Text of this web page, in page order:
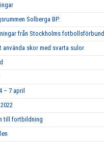
Solberga BP.
från Stockholms fotbollsförbund
använda skor med svarta sulor
– 7 april
till fortbildning